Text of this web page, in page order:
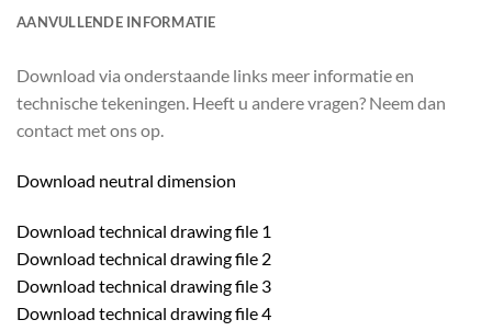
AANVULLENDE INFORMATIE
Download via onderstaande links meer informatie en
technische tekeningen. Heeft u andere vragen? Neem dan
contact met ons op.
Download neutral dimension
Download technical drawing file 1
Download technical drawing file 2
Download technical drawing file 3
Download technical drawing file 4